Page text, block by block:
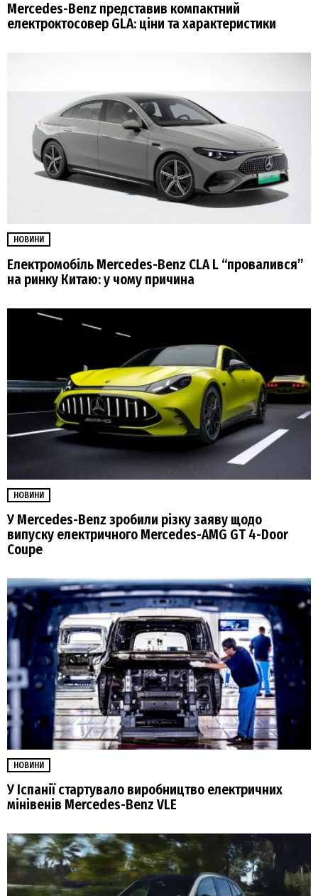
Mercedes-Benz представив компактний
електроктосовер GLA: ціни та характеристики
НОВИНИ
Електромобіль Mercedes-Benz CLA L “провалився”
на ринку Китаю: у чому причина
НОВИНИ
У Mercedes-Benz зробили різку заяву щодо
випуску електричного Mercedes-AMG GT 4-Door
Coupe
НОВИНИ
У Іспанії стартувало виробництво електричних
мінівенів Mercedes-Benz VLE